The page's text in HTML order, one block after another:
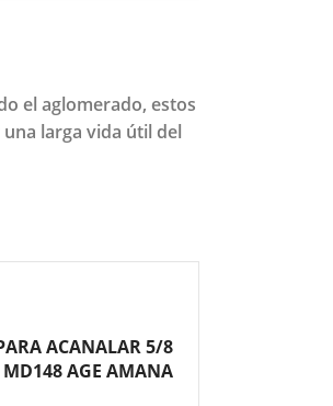
el aglomerado, estos
larga vida útil del
ACANALAR 5/8
MD148 AGE AMANA